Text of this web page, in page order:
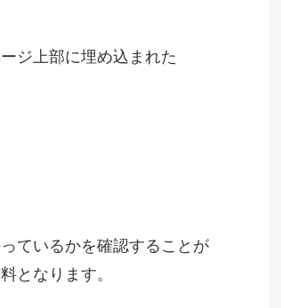
ジ上部に埋め込まれた
ているかを確認することが
となります。